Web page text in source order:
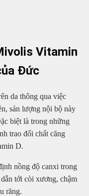
Vitamin
Đức
da thông qua việc
sản lượng nội bộ này
biệt là trong những
trao đổi chất căng
D.
nồng độ canxi trong
tới còi xương, chậm
răng.